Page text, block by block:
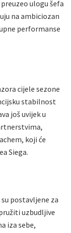
preuzeo ulogu šefa
na ambiciozan
performanse
cijele sezone
stabilnost
još uvijek u
koji će
Siega.
postavljene za
uzbudljive
iza sebe,